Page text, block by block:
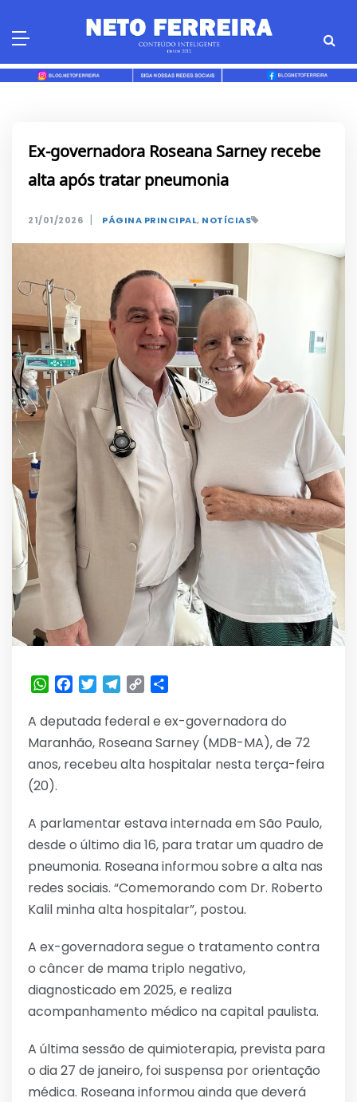
Ex-governadora Roseana Sarney recebe
alta após tratar pneumonia
21/01/2026 | PÁGINA PRINCIPAL, NOTÍCIAS
WhatsApp
Facebook
TwitterTelegram
Copy
A deputada federal e ex-governadora do
Maranhão, Roseana Sarney (MDB-MA), de 72
anos, recebeu alta hospitalar nesta terça-feira
(20).
A parlamentar estava internada em São Paulo,
desde o último dia 16, para tratar um quadro de
pneumonia. Roseana informou sobre a alta nas
redes sociais. “Comemorando com Dr. Roberto
Kalil minha alta hospitalar”, postou.
A ex-governadora segue o tratamento contra
o câncer de mama triplo negativo,
diagnosticado em 2025, e realiza
acompanhamento médico na capital paulista.
A última sessão de quimioterapia, prevista para
o dia 27 de janeiro, foi suspensa por orientação
médica. Roseana informou ainda que deverá